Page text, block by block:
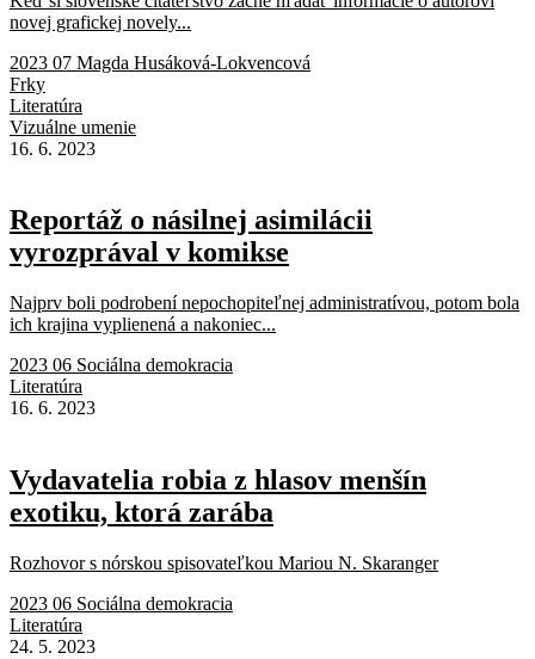
novej grafickej novely...
2023 07 Magda Husáková-Lokvencová
Frky
Literatúra
Vizuálne umenie
16. 6. 2023
Reportáž o násilnej asimilácii
vyrozprával v komikse
Najprv boli podrobení nepochopiteľnej administratívou, potom bola
ich krajina vyplienená a nakoniec...
2023 06 Sociálna demokracia
Literatúra
16. 6. 2023
Vydavatelia robia z hlasov menšín
exotiku, ktorá zarába
Rozhovor s nórskou spisovateľkou Mariou N. Skaranger
2023 06 Sociálna demokracia
Literatúra
24. 5. 2023